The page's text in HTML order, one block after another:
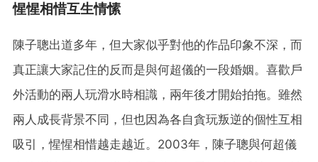
惺惺相惜互生情愫
陳子聰出道多年，但大家似乎對他的作品印象不深，而
真正讓大家記住的反而是與何超儀的一段婚姻。喜歡戶
外活動的兩人玩滑水時相識，兩年後才開始拍拖。雖然
兩人成長背景不同，但也因為各自貪玩叛逆的個性互相
吸引，惺惺相惜越走越近。2003年，陳子聰與何超儀